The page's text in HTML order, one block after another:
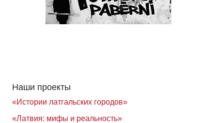
Наши проекты
«Истории латгальских городов»
«Латвия: мифы и реальность»